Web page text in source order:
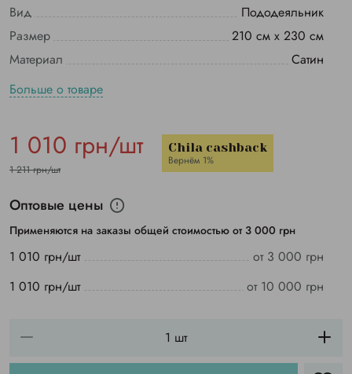
Вид
Пододеяльник
Размер
210 см х 230 см
Материал
Сатин
Больше о товаре
1 010 грн/шт
1 211 грн/шт
Chila cashback
Вернём 1%
Оптовые цены
Применяются на заказы общей стоимостью от 3 000 грн
1 010 грн/шт
от 3 000 грн
1 010 грн/шт
от 10 000 грн